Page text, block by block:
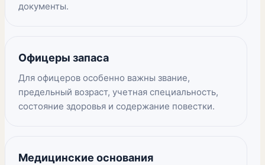
документы.
Офицеры запаса
Для офицеров особенно важны звание,
предельный возраст, учетная специальность,
состояние здоровья и содержание повестки.
Медицинские основания